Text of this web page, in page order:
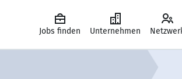
Jobs finden Unternehmen